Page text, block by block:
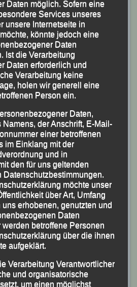
(kniend) Manfred Ammerl
analog der Damen drei
und wo sich Ludwig Lang
holte, belegten die beiden
mit 23:47,9 Minuten Rang
25:40,3 Minuten Rang Sieben.
Daten möglich. Sofern eine
Services unseres
unsere Internetseite in
könnte jedoch eine
Daten
Ist die Verarbeitung
Daten erforderlich und
Verarbeitung keine
holen wir generell eine
Person ein.
Daten,
der Anschrift, E-Mail-
einer betroffenen
im Einklang mit der
und in
den für uns geltenden
Datenschutzbestimmungen.
möchte unser
über Art, Umfang
erhobenen, genutzten und
Daten
betroffene Personen
über die ihnen
aufgeklärt.
Verarbeitung Verantwortlicher
und organisatorische
um einen möglichst